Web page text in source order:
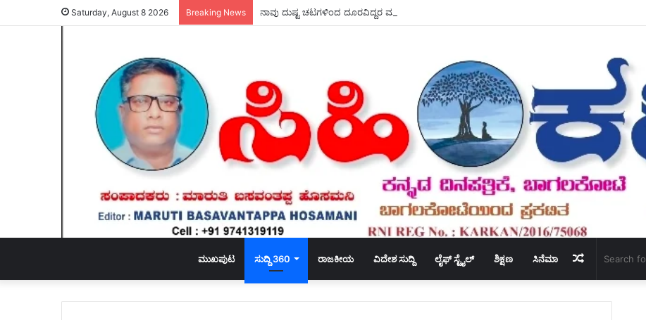
Saturday, August 8 2026 Breaking News ನಾವು ದುಷ್ಟ ಚಟಗಳಿಂದ ದೂರವಿದ್ದರ ಮಾತ್ರ ನಮ್ಮ ಮಕ್ಕಳಿಗೆ ಒಳ್ಳೆಯ ಸಂಸ್ಕಾರ ಕೊಡಲು – ಸಾಧ್ಯ ಆರ್.ಎಸ್ ಗಂಗನಹಳ್ಳಿ.
ಮುಖಪುಟ ಸುದ್ದಿ 360 ರಾಜಕೀಯ ವಿದೇಶ ಸುದ್ದಿ ಲೈಫ್ ಸ್ಟೈಲ್ ಶಿಕ್ಷಣ ಸಿನೆಮಾ Random
Article